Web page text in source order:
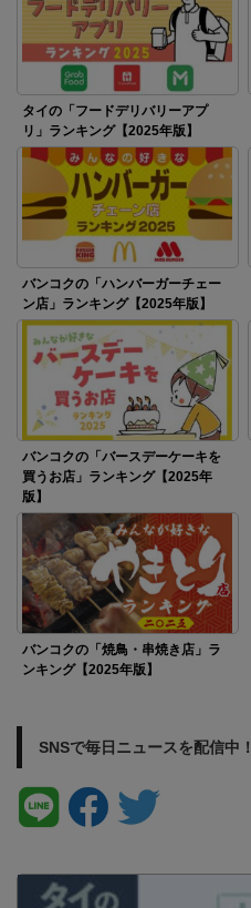
タイの「フードデリバリーアプ
リ」ランキング【2025年版】
バンコクの「ハンバーガーチェー
ン店」ランキング【2025年版】
バンコクの「バースデーケーキを
買うお店」ランキング【2025年
版】
バンコクの「焼鳥・串焼き店」ラ
ンキング【2025年版】
SNSで毎日ニュースを配信中！